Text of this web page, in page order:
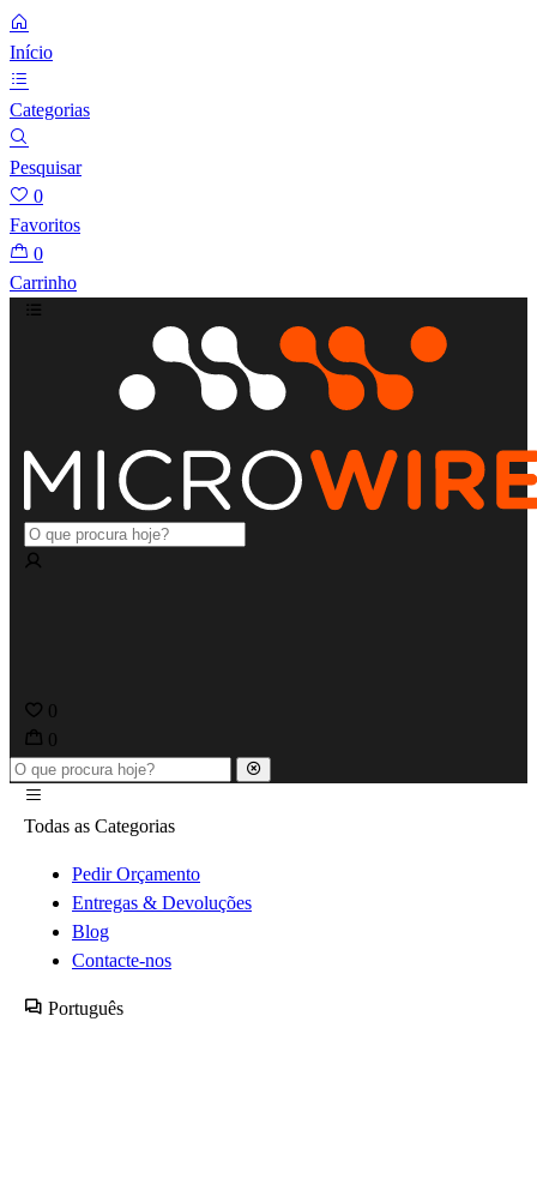
Início
Categorias
Pesquisar
0
Favoritos
0
Carrinho
0
0
Todas as Categorias
Pedir Orçamento
Entregas & Devoluções
Blog
Contacte-nos
Português